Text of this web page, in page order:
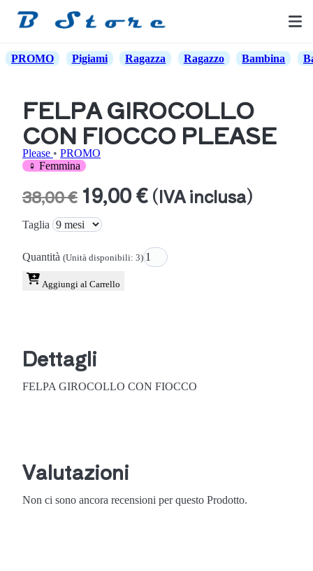
PROMO Pigiami Ragazza Ragazzo Bambina
FELPA GIROCOLLO
CON FIOCCO PLEASE
Please • PROMO
♀ Femmina
38,00 € 19,00 € (IVA inclusa)
Taglia
Quantità (Unità disponibili: 3)
Aggiungi al Carrello
Dettagli
FELPA GIROCOLLO CON FIOCCO
Valutazioni
Non ci sono ancora recensioni per questo Prodotto.